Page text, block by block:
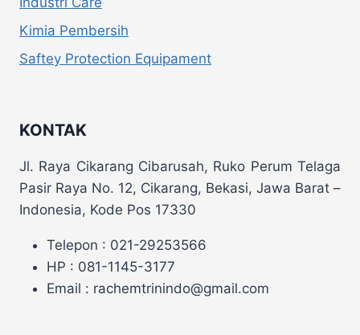
Kimia Pembersih
Saftey Protection Equipament
KONTAK
Jl. Raya Cikarang Cibarusah, Ruko Perum Telaga
Pasir Raya No. 12, Cikarang, Bekasi, Jawa Barat –
Indonesia, Kode Pos 17330
Telepon : 021-29253566
HP : 081-1145-3177
Email : rachemtrinindo@gmail.com